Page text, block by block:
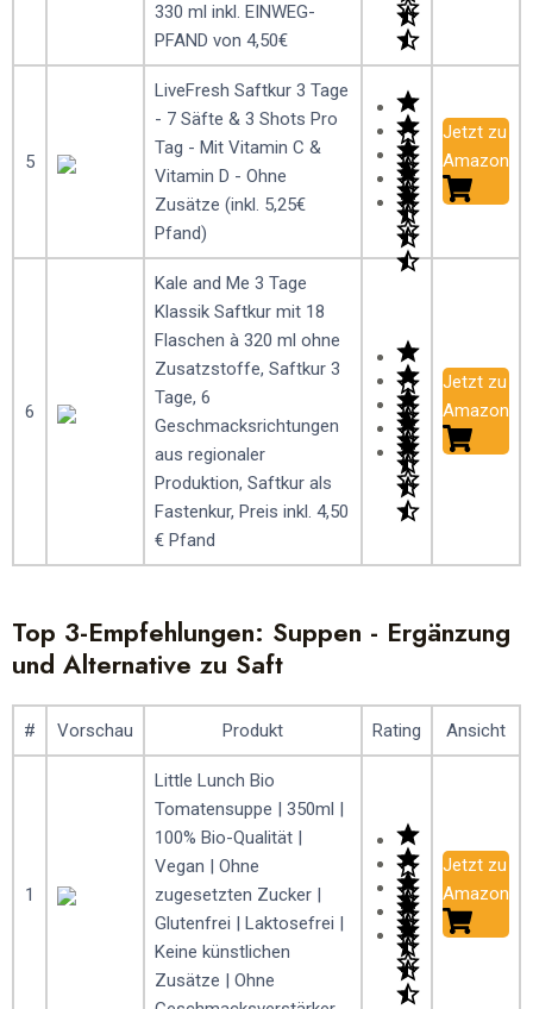
330 ml inkl. EINWEG-
PFAND von 4,50€
5
LiveFresh Saftkur 3 Tage
- 7 Säfte & 3 Shots Pro
Tag - Mit Vitamin C &
Vitamin D - Ohne
Zusätze (inkl. 5,25€
Pfand)
Jetzt zu
Amazon
6
Kale and Me 3 Tage
Klassik Saftkur mit 18
Flaschen à 320 ml ohne
Zusatzstoffe, Saftkur 3
Tage, 6
Geschmacksrichtungen
aus regionaler
Produktion, Saftkur als
Fastenkur, Preis inkl. 4,50
€ Pfand
Jetzt zu
Amazon
Top 3-Empfehlungen: Suppen - Ergänzung
und Alternative zu Saft
# Vorschau Produkt Rating Ansicht
1
Little Lunch Bio
Tomatensuppe | 350ml |
100% Bio-Qualität |
Vegan | Ohne
zugesetzten Zucker |
Glutenfrei | Laktosefrei |
Keine künstlichen
Zusätze | Ohne
Jetzt zu
Amazon